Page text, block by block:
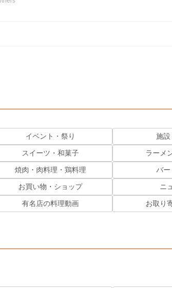
イベント・祭り 施設
スイーツ・和菓子 ラーメ
焼肉・肉料理・鶏料理 バー
お買い物・ショップ ニ
有名店の料理動画 お取り